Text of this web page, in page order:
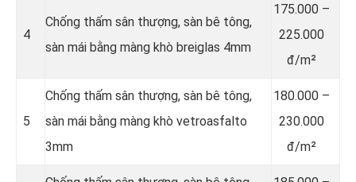
4
Chống thấm sân thượng, sàn bê tông,
sàn mái bằng màng khò breiglas 4mm
175.000 –
225.000
đ/m²
5
Chống thấm sân thượng, sàn bê tông,
sàn mái bằng màng khò vetroasfalto
3mm
180.000 –
230.000
đ/m²